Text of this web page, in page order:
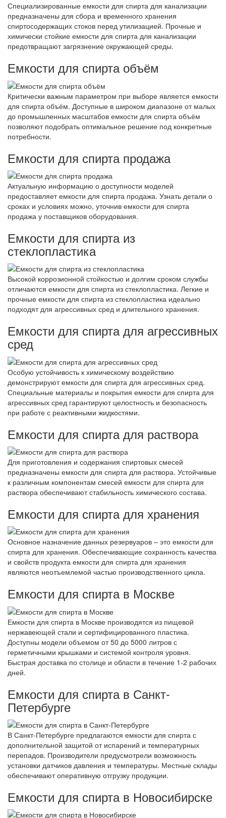
Специализированные емкости для спирта для канализации
предназначены для сбора и временного хранения
спиртосодержащих стоков перед утилизацией. Прочные и
химически стойкие емкости для спирта для канализации
предотвращают загрязнение окружающей среды.
Емкости для спирта объём
Критически важным параметром при выборе является емкости
для спирта объём. Доступные в широком диапазоне от малых
до промышленных масштабов емкости для спирта объём
позволяют подобрать оптимальное решение под конкретные
потребности.
Емкости для спирта продажа
Актуальную информацию о доступности моделей
предоставляет емкости для спирта продажа. Узнать детали о
сроках и условиях можно, уточнив емкости для спирта
продажа у поставщиков оборудования.
Емкости для спирта из
стеклопластика
Высокой коррозионной стойкостью и долгим сроком службы
отличаются емкости для спирта из стеклопластика. Легкие и
прочные емкости для спирта из стеклопластика идеально
подходят для агрессивных сред и длительного хранения.
Емкости для спирта для агрессивных
сред
Особую устойчивость к химическому воздействию
демонстрируют емкости для спирта для агрессивных сред.
Специальные материалы и покрытия емкости для спирта для
агрессивных сред гарантируют целостность и безопасность
при работе с реактивными жидкостями.
Емкости для спирта для раствора
Для приготовления и содержания спиртовых смесей
предназначены емкости для спирта для раствора. Устойчивые
к различным компонентам смесей емкости для спирта для
раствора обеспечивают стабильность химического состава.
Емкости для спирта для хранения
Основное назначение данных резервуаров – это емкости для
спирта для хранения. Обеспечивающие сохранность качества
и свойств продукта емкости для спирта для хранения
являются неотъемлемой частью производственного цикла.
Емкости для спирта в Москве
Емкости для спирта в Москве производятся из пищевой
нержавеющей стали и сертифицированного пластика.
Доступны модели объемом от 50 до 5000 литров с
герметичными крышками и системой контроля уровня.
Быстрая доставка по столице и области в течение 1-2 рабочих
дней.
Емкости для спирта в Санкт-
Петербурге
В Санкт-Петербурге предлагаются емкости для спирта с
дополнительной защитой от испарений и температурных
перепадов. Производители предусмотрели возможность
установки датчиков давления и температуры. Местные склады
обеспечивают оперативную отгрузку продукции.
Емкости для спирта в Новосибирске